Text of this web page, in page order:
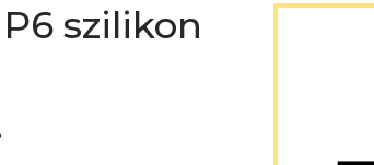
szilikon